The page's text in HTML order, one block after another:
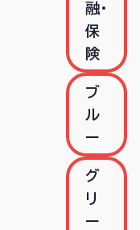
融・
保
険
ブ
ル
ー
グ
リ
ー